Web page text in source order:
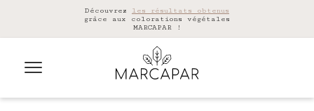
Découvrez les résultats obtenus
grâce aux colorations végétales
MARCAPAR !